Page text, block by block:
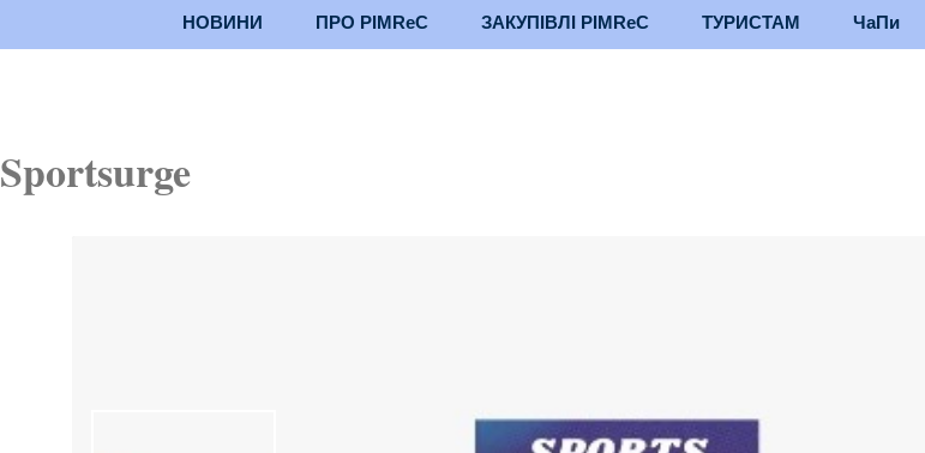
НОВИНИ ПРО PIMReC ЗАКУПІВЛІ PIMReC ТУРИСТАМ ЧаПи
Sportsurge